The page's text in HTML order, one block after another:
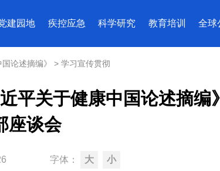
建园地 疾控应急 科学研究 教育培训 全球
论述摘编》 > 学习宣传贯彻
平关于健康中国论述摘编
座谈会
字体： 大 小